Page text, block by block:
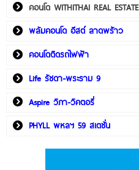
คอนโด WITHITHAI REAL ESTATE
พลัมคอนโด อีสต์ ลาดพร้าว
คอนโดติดรถไฟฟ้า
Life รัชดา-พระราม 9
Aspire วิภา-วิคตอรี่
PHYLL พหลฯ 59 สเตชั่น